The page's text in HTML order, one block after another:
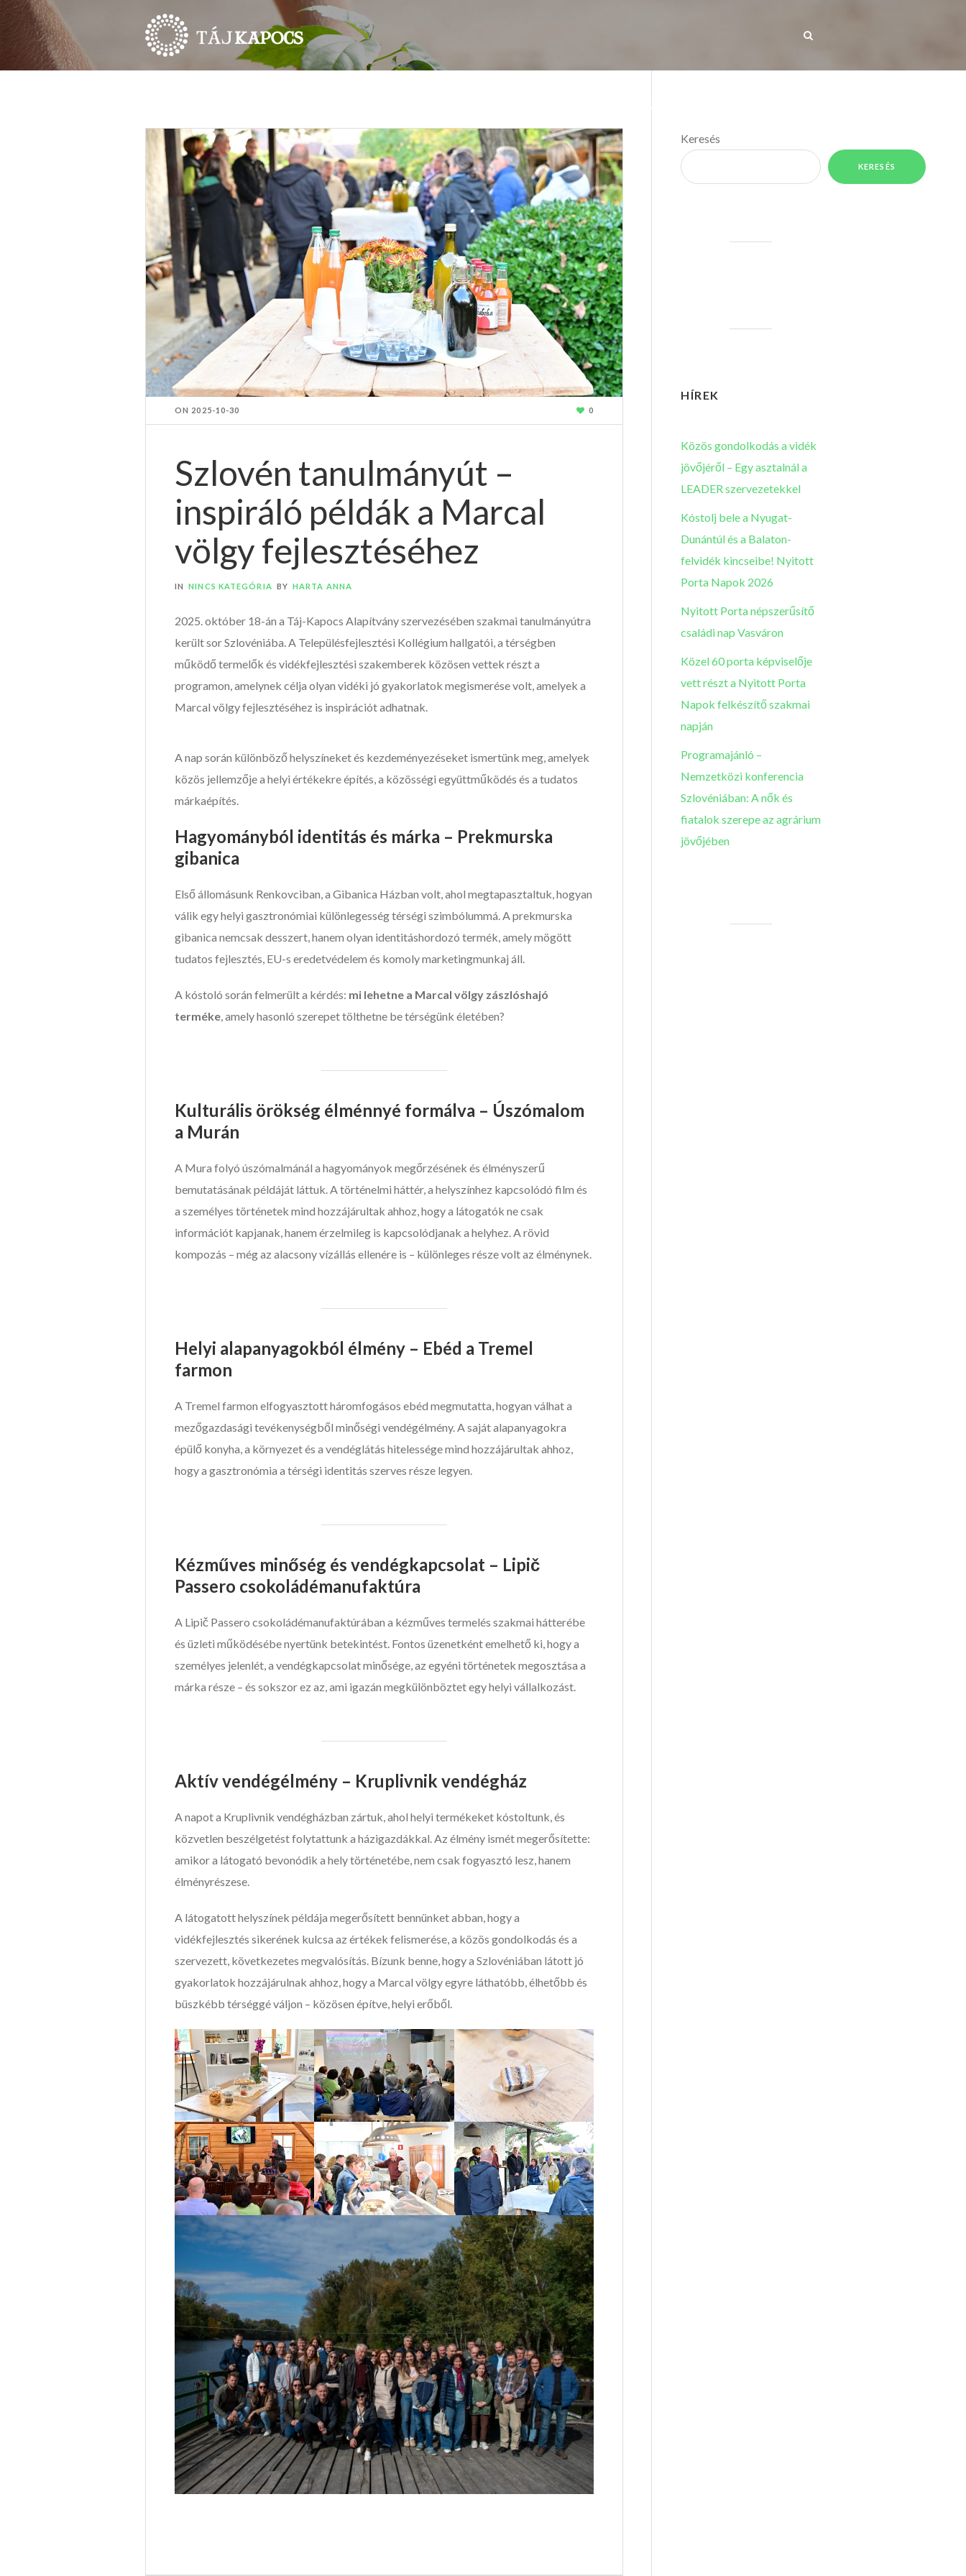
KULTURÁLIS TÉRKÉP
ON 2025-10-30 0
Szlovén tanulmányút –
inspiráló példák a Marcal
völgy fejlesztéséhez
IN NINCS KATEGÓRIA BY HARTA ANNA
2025. október 18-án a Táj-Kapocs Alapítvány szervezésében szakmai tanulmányútra
került sor Szlovéniába. A Településfejlesztési Kollégium hallgatói, a térségben
működő termelők és vidékfejlesztési szakemberek közösen vettek részt a
programon, amelynek célja olyan vidéki jó gyakorlatok megismerése volt, amelyek a
Marcal völgy fejlesztéséhez is inspirációt adhatnak.
A nap során különböző helyszíneket és kezdeményezéseket ismertünk meg, amelyek
közös jellemzője a helyi értékekre építés, a közösségi együttműködés és a tudatos
márkaépítés.
Hagyományból identitás és márka – Prekmurska
gibanica
Első állomásunk Renkovciban, a Gibanica Házban volt, ahol megtapasztaltuk, hogyan
válik egy helyi gasztronómiai különlegesség térségi szimbólummá. A prekmurska
gibanica nemcsak desszert, hanem olyan identitáshordozó termék, amely mögött
tudatos fejlesztés, EU-s eredetvédelem és komoly marketingmunkaj áll.
A kóstoló során felmerült a kérdés: mi lehetne a Marcal völgy zászlóshajó
terméke, amely hasonló szerepet tölthetne be térségünk életében?
Kulturális örökség élménnyé formálva – Úszómalom
a Murán
A Mura folyó úszómalmánál a hagyományok megőrzésének és élményszerű
bemutatásának példáját láttuk. A történelmi háttér, a helyszínhez kapcsolódó film és
a személyes történetek mind hozzájárultak ahhoz, hogy a látogatók ne csak
információt kapjanak, hanem érzelmileg is kapcsolódjanak a helyhez. A rövid
kompozás – még az alacsony vízállás ellenére is – különleges része volt az élménynek.
Helyi alapanyagokból élmény – Ebéd a Tremel
farmon
A Tremel farmon elfogyasztott háromfogásos ebéd megmutatta, hogyan válhat a
mezőgazdasági tevékenységből minőségi vendégélmény. A saját alapanyagokra
épülő konyha, a környezet és a vendéglátás hitelessége mind hozzájárultak ahhoz,
hogy a gasztronómia a térségi identitás szerves része legyen.
Kézműves minőség és vendégkapcsolat – Lipič
Passero csokoládémanufaktúra
A Lipič Passero csokoládémanufaktúrában a kézműves termelés szakmai hátterébe
és üzleti működésébe nyertünk betekintést. Fontos üzenetként emelhető ki, hogy a
személyes jelenlét, a vendégkapcsolat minősége, az egyéni történetek megosztása a
márka része – és sokszor ez az, ami igazán megkülönböztet egy helyi vállalkozást.
Aktív vendégélmény – Kruplivnik vendégház
A napot a Kruplivnik vendégházban zártuk, ahol helyi termékeket kóstoltunk, és
közvetlen beszélgetést folytattunk a házigazdákkal. Az élmény ismét megerősítette:
amikor a látogató bevonódik a hely történetébe, nem csak fogyasztó lesz, hanem
élményrészese.
A látogatott helyszínek példája megerősített bennünket abban, hogy a
vidékfejlesztés sikerének kulcsa az értékek felismerése, a közös gondolkodás és a
szervezett, következetes megvalósítás. Bízunk benne, hogy a Szlovéniában látott jó
gyakorlatok hozzájárulnak ahhoz, hogy a Marcal völgy egyre láthatóbb, élhetőbb és
büszkébb térséggé váljon – közösen építve, helyi erőből.
Keresés
KERESÉS
HÍREK
Közös gondolkodás a vidék
jövőjéről – Egy asztalnál a
LEADER szervezetekkel
Kóstolj bele a Nyugat-
Dunántúl és a Balaton-
felvidék kincseibe! Nyitott
Porta Napok 2026
Nyitott Porta népszerűsítő
családi nap Vasváron
Közel 60 porta képviselője
vett részt a Nyitott Porta
Napok felkészítő szakmai
napján
Programajánló –
Nemzetközi konferencia
Szlovéniában: A nők és
fiatalok szerepe az agrárium
jövőjében